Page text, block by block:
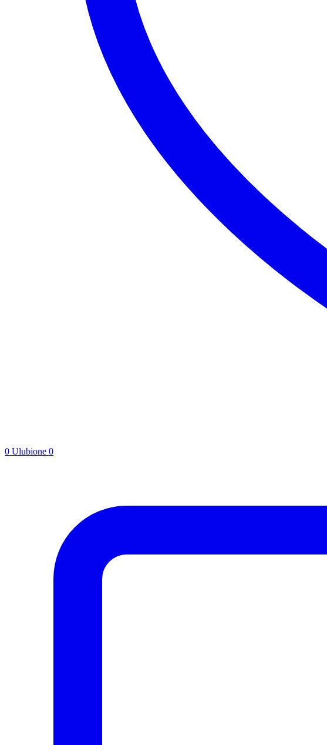
0 Ulubione 0